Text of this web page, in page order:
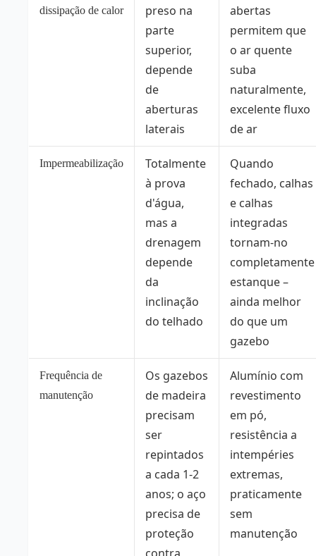
dissipação de calor
preso na
parte
superior,
depende
de
aberturas
laterais
abertas
permitem que
o ar quente
suba
naturalmente,
excelente fluxo
de ar
Impermeabilização
Totalmente
à prova
d'água,
mas a
drenagem
depende
da
inclinação
do telhado
Quando
fechado, calhas
e calhas
integradas
tornam-no
completamente
estanque –
ainda melhor
do que um
gazebo
Frequência de
manutenção
Os gazebos
de madeira
precisam
ser
repintados
a cada 1-2
anos; o aço
precisa de
proteção
Alumínio com
revestimento
em pó,
resistência a
intempéries
extremas,
praticamente
sem
manutenção